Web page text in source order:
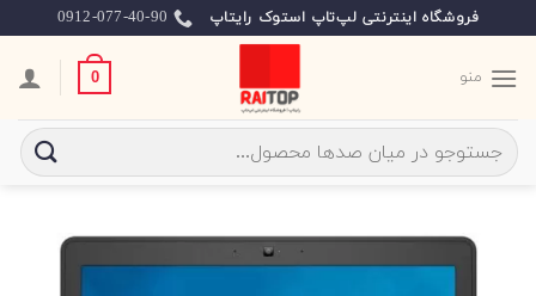
to
content
فروشگاه اینترنتی لپ‌تاپ استوک رایتاپ 0912-077-40-90
منو 0
جستجو
برای: